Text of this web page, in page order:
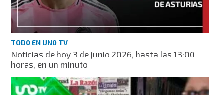
TODO EN UNO TV
Noticias de hoy 3 de junio 2026, hasta las 13:00
horas, en un minuto